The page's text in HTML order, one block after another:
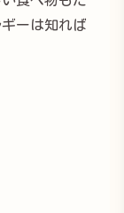
ーは知れば